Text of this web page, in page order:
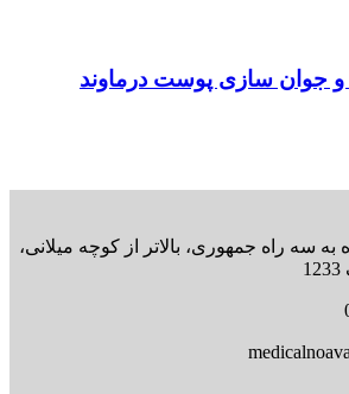
و جوان سازی پوست درماوند
به سه راه جمهوری، بالاتر از کوچه میلانی،